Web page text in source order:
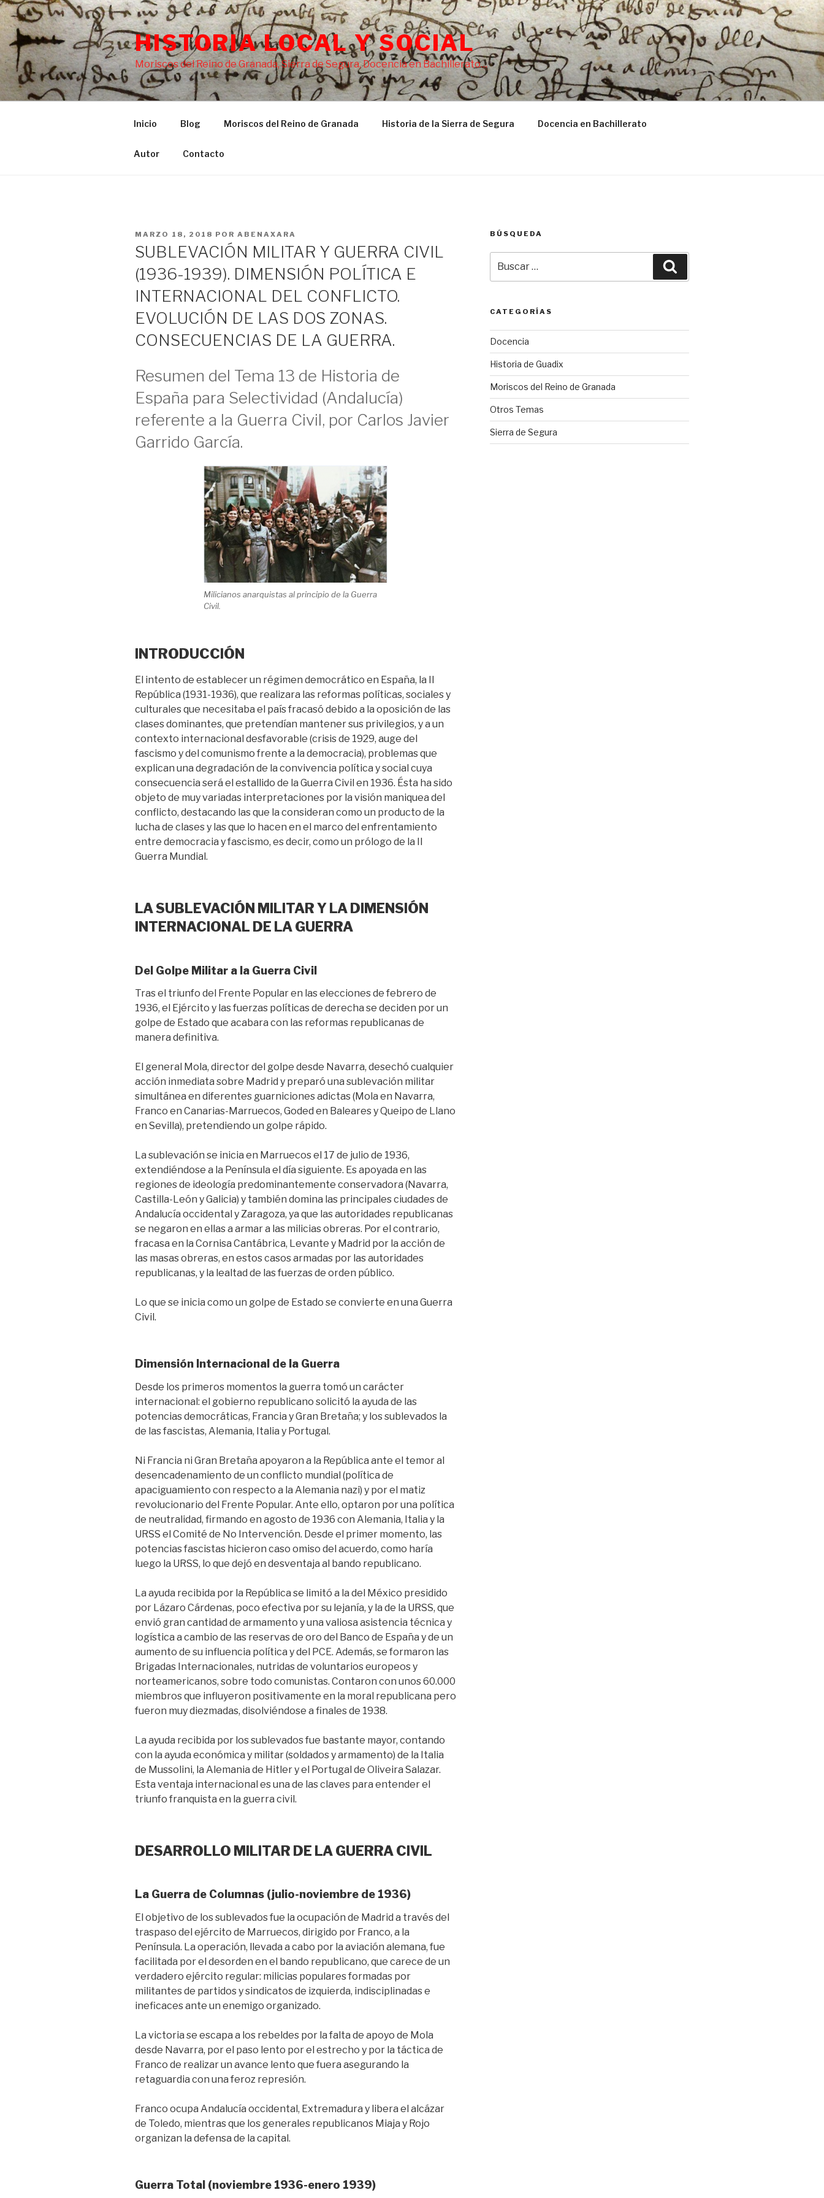
Saltar
al
contenido
HISTORIA LOCAL Y SOCIAL
Moriscos del Reino de Granada, Sierra de Segura, Docencia en Bachillerato…
Inicio Blog Moriscos del Reino de Granada Historia de la Sierra de Segura Docencia en Bachillerato
Autor Contacto
PUBLICADO
MARZO 18, 2018 POR ABENAXARA
SUBLEVACIÓN MILITAR Y GUERRA CIVIL
(1936-1939). DIMENSIÓN POLÍTICA E
INTERNACIONAL DEL CONFLICTO.
EVOLUCIÓN DE LAS DOS ZONAS.
CONSECUENCIAS DE LA GUERRA.
Resumen del Tema 13 de Historia de
España para Selectividad (Andalucía)
referente a la Guerra Civil, por Carlos Javier
Garrido García.
Milicianos anarquistas al principio de la Guerra
Civil.
INTRODUCCIÓN
El intento de establecer un régimen democrático en España, la II
República (1931-1936), que realizara las reformas políticas, sociales y
culturales que necesitaba el país fracasó debido a la oposición de las
clases dominantes, que pretendían mantener sus privilegios, y a un
contexto internacional desfavorable (crisis de 1929, auge del
fascismo y del comunismo frente a la democracia), problemas que
explican una degradación de la convivencia política y social cuya
consecuencia será el estallido de la Guerra Civil en 1936. Ésta ha sido
objeto de muy variadas interpretaciones por la visión maniquea del
conflicto, destacando las que la consideran como un producto de la
lucha de clases y las que lo hacen en el marco del enfrentamiento
entre democracia y fascismo, es decir, como un prólogo de la II
Guerra Mundial.
LA SUBLEVACIÓN MILITAR Y LA DIMENSIÓN
INTERNACIONAL DE LA GUERRA
Del Golpe Militar a la Guerra Civil
Tras el triunfo del Frente Popular en las elecciones de febrero de
1936, el Ejército y las fuerzas políticas de derecha se deciden por un
golpe de Estado que acabara con las reformas republicanas de
manera definitiva.
El general Mola, director del golpe desde Navarra, desechó cualquier
acción inmediata sobre Madrid y preparó una sublevación militar
simultánea en diferentes guarniciones adictas (Mola en Navarra,
Franco en Canarias-Marruecos, Goded en Baleares y Queipo de Llano
en Sevilla), pretendiendo un golpe rápido.
La sublevación se inicia en Marruecos el 17 de julio de 1936,
extendiéndose a la Península el día siguiente. Es apoyada en las
regiones de ideología predominantemente conservadora (Navarra,
Castilla-León y Galicia) y también domina las principales ciudades de
Andalucía occidental y Zaragoza, ya que las autoridades republicanas
se negaron en ellas a armar a las milicias obreras. Por el contrario,
fracasa en la Cornisa Cantábrica, Levante y Madrid por la acción de
las masas obreras, en estos casos armadas por las autoridades
republicanas, y la lealtad de las fuerzas de orden público.
Lo que se inicia como un golpe de Estado se convierte en una Guerra
Civil.
Dimensión Internacional de la Guerra
Desde los primeros momentos la guerra tomó un carácter
internacional: el gobierno republicano solicitó la ayuda de las
potencias democráticas, Francia y Gran Bretaña; y los sublevados la
de las fascistas, Alemania, Italia y Portugal.
Ni Francia ni Gran Bretaña apoyaron a la República ante el temor al
desencadenamiento de un conflicto mundial (política de
apaciguamiento con respecto a la Alemania nazi) y por el matiz
revolucionario del Frente Popular. Ante ello, optaron por una política
de neutralidad, firmando en agosto de 1936 con Alemania, Italia y la
URSS el Comité de No Intervención. Desde el primer momento, las
potencias fascistas hicieron caso omiso del acuerdo, como haría
luego la URSS, lo que dejó en desventaja al bando republicano.
La ayuda recibida por la República se limitó a la del México presidido
por Lázaro Cárdenas, poco efectiva por su lejanía, y la de la URSS, que
envió gran cantidad de armamento y una valiosa asistencia técnica y
logística a cambio de las reservas de oro del Banco de España y de un
aumento de su influencia política y del PCE. Además, se formaron las
Brigadas Internacionales, nutridas de voluntarios europeos y
norteamericanos, sobre todo comunistas. Contaron con unos 60.000
miembros que influyeron positivamente en la moral republicana pero
fueron muy diezmadas, disolviéndose a finales de 1938.
La ayuda recibida por los sublevados fue bastante mayor, contando
con la ayuda económica y militar (soldados y armamento) de la Italia
de Mussolini, la Alemania de Hitler y el Portugal de Oliveira Salazar.
Esta ventaja internacional es una de las claves para entender el
triunfo franquista en la guerra civil.
DESARROLLO MILITAR DE LA GUERRA CIVIL
La Guerra de Columnas (julio-noviembre de 1936)
El objetivo de los sublevados fue la ocupación de Madrid a través del
traspaso del ejército de Marruecos, dirigido por Franco, a la
Península. La operación, llevada a cabo por la aviación alemana, fue
facilitada por el desorden en el bando republicano, que carece de un
verdadero ejército regular: milicias populares formadas por
militantes de partidos y sindicatos de izquierda, indisciplinadas e
ineficaces ante un enemigo organizado.
La victoria se escapa a los rebeldes por la falta de apoyo de Mola
desde Navarra, por el paso lento por el estrecho y por la táctica de
Franco de realizar un avance lento que fuera asegurando la
retaguardia con una feroz represión.
Franco ocupa Andalucía occidental, Extremadura y libera el alcázar
de Toledo, mientras que los generales republicanos Miaja y Rojo
organizan la defensa de la capital.
Guerra Total (noviembre 1936-enero 1939)
BÚSQUEDA
por:
CATEGORÍAS
Docencia
Historia de Guadix
Moriscos del Reino de Granada
Otros Temas
Sierra de Segura